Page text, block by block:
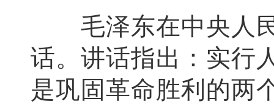
毛泽东在中央人民
话。讲话指出：实行
是巩固革命胜利的两